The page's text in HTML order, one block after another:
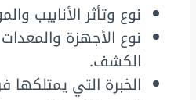
نوع وتأثر الأنابيب
نوع الأجهزة
الكشف.
الخبرة التي